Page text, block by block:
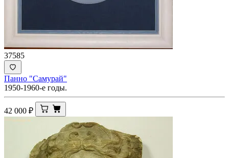
37585
Панно "Самурай"
1950-1960-е годы.
42 000 ₽